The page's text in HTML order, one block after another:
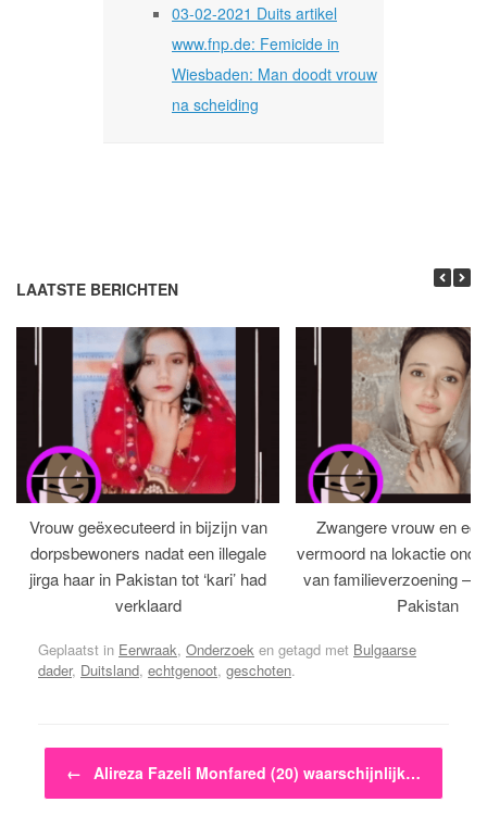
03-02-2021 Duits artikel
www.fnp.de: Femicide in
Wiesbaden: Man doodt vrouw
na scheiding
LAATSTE BERICHTEN
Vrouw geëxecuteerd in bijzijn van
dorpsbewoners nadat een illegale
jirga haar in Pakistan tot ‘kari’ had
verklaard
Zwangere vrouw en
vermoord na lokactie
van familieverzoening –
Pakistan
Geplaatst in Eerwraak, Onderzoek en getagd met Bulgaarse
dader, Duitsland, echtgenoot, geschoten.
Bericht navigatie
← Alireza Fazeli Monfared (20) waarschijnlijk…